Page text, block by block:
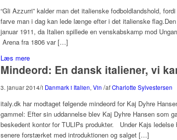
“Gli Azzurri” kalder man det italienske fodboldlandshold,
farve man i dag kan lede længe efter i det italienske
januar 1911, da Italien spillede en venskabskamp mod
Arena fra 1806 var […]
Læs mere
Mindeord: En dansk italiener, vi
3. januar 2014/i Danmark i Italien, Vin /afCharlotte Sylvestersen
italy.dk har modtaget følgende mindeord for Kaj Dyhre
gammel: Efter sin uddannelse blev Kaj Dyhre Hansen som
beskedent kontor for TULIPs produkter. Under Kajs
senere forstærket med introduktionen og salget […]